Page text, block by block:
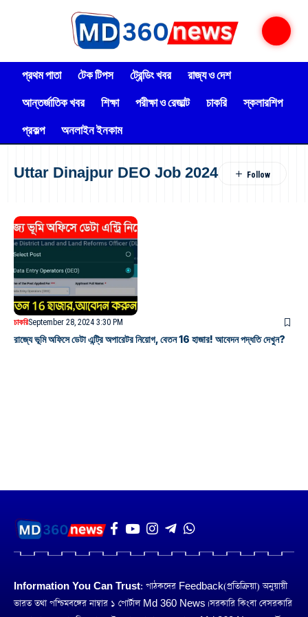
প্রথম পাতা টেক টিপস ট্রেন্ডিং খবর
রাজ্য ও দেশ
আন্তর্জাতিক খবর
শিক্ষা পরীক্ষা ও রেজাল্ট চাকরি
স্কলারশিপ
প্রকল্প
অনলাইন ইনকাম
Uttar Dinajpur DEO Job 2024
চাকরিSeptember 28, 2024 3:30 PM
রাজ্যে ভূমি অফিসে ডেটা এন্ট্রি অপারেটর নিয়োগ, বেতন 16 হাজার! আবেদন পদ্ধতি দেখুন?
Information You Can Trust: পাঠকদের Feedback(প্রতিক্রিয়া) অনুয়ায়ী
ভারত তথা পশ্চিমবঙ্গের নাম্বার ১ পোর্টাল Md 360 News। সরকারি কিংবা বেসরকারি